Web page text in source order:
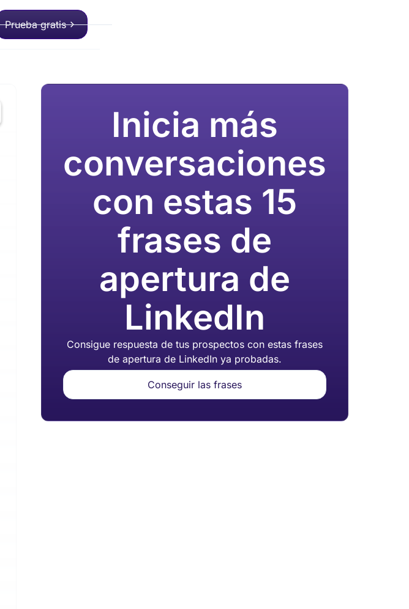
Prueba gratis
Inicia más
conversaciones
con estas 15
frases de
apertura de
LinkedIn
Consigue respuesta de tus prospectos con estas frases
de apertura de LinkedIn ya probadas.
Conseguir las frases